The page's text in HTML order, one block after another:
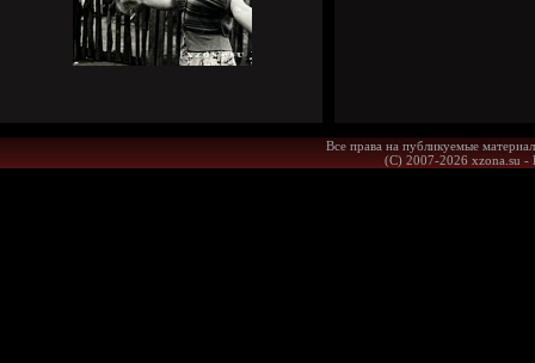
Все права на публикуемые
(С) 2007-2026 xzona.su -